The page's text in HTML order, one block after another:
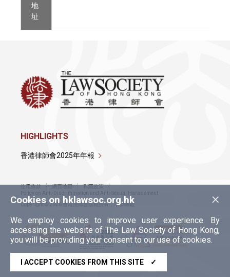
地
址
×
Cookies on hklawsoc.org.hk
We employ cookies to improve user experience. By
accessing the website of The Law Society of Hong Kong,
you will be providing your consent to our use of cookies.
I ACCEPT COOKIES FROM THIS SITE ✓
HIGHLIGHTS
香港律師會2025年年報
使用條款 網頁地圖
私隱政策
Policy on Anti-Discrimination and Anti-Sexual Harassment
Copyright © 2026 香港律師會版權所有，不得轉載